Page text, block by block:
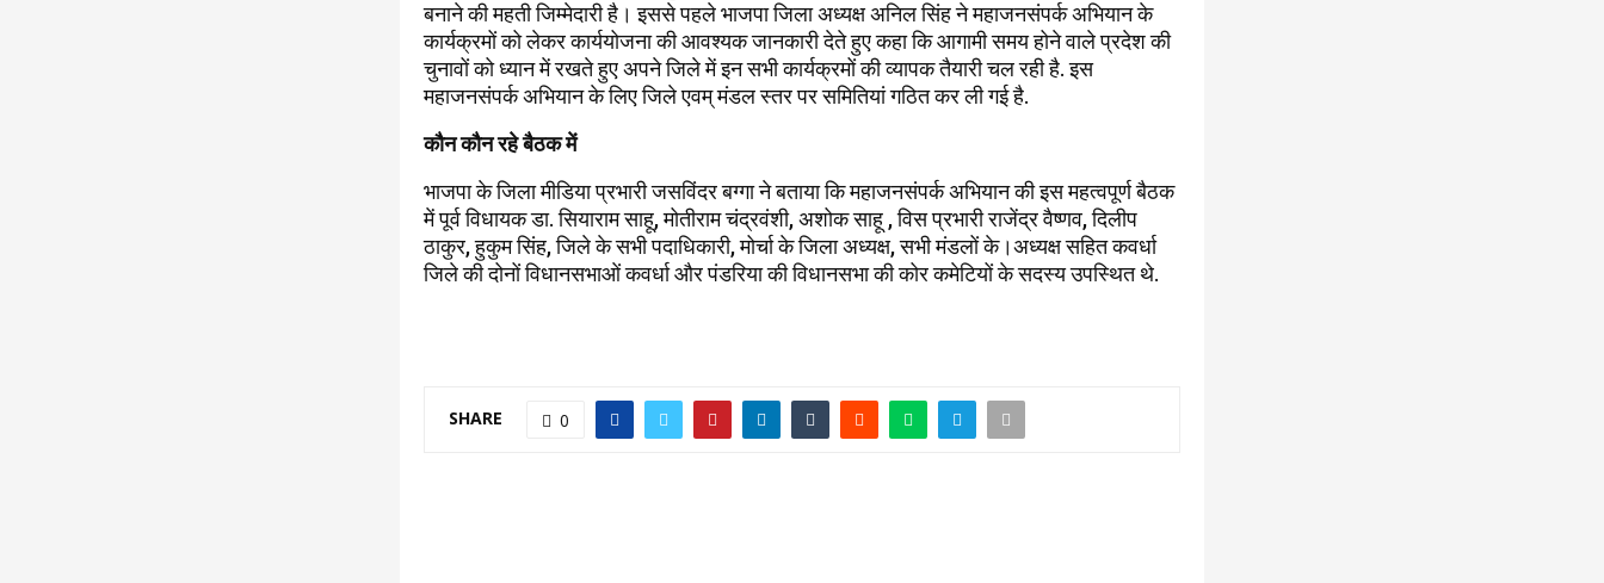
बनाने की महती जिम्मेदारी है। इससे पहले भाजपा जिला अध्यक्ष अनिल सिंह ने महाजनसंपर्क अभियान के
कार्यक्रमों को लेकर कार्ययोजना की आवश्यक जानकारी देते हुए कहा कि आगामी समय होने वाले प्रदेश की
चुनावों को ध्यान में रखते हुए अपने जिले में इन सभी कार्यक्रमों की व्यापक तैयारी चल रही है. इस
महाजनसंपर्क अभियान के लिए जिले एवम् मंडल स्तर पर समितियां गठित कर ली गई है.
कौन कौन रहे बैठक में
भाजपा के जिला मीडिया प्रभारी जसविंदर बग्गा ने बताया कि महाजनसंपर्क अभियान की इस महत्वपूर्ण बैठक
में पूर्व विधायक डा. सियाराम साहू, मोतीराम चंद्रवंशी, अशोक साहू , विस प्रभारी राजेंद्र वैष्णव, दिलीप
ठाकुर, हुकुम सिंह, जिले के सभी पदाधिकारी, मोर्चा के जिला अध्यक्ष, सभी मंडलों के।अध्यक्ष सहित कवर्धा
जिले की दोनों विधानसभाओं कवर्धा और पंडरिया की विधानसभा की कोर कमेटियों के सदस्य उपस्थित थे.
SHARE 0